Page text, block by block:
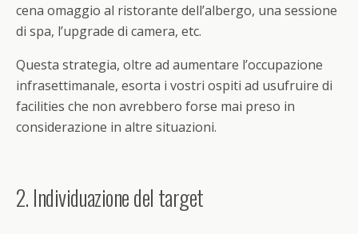
cena omaggio al ristorante dell’albergo, una sessione
di spa, l’upgrade di camera, etc.
Questa strategia, oltre ad aumentare l’occupazione
infrasettimanale, esorta i vostri ospiti ad usufruire di
facilities che non avrebbero forse mai preso in
considerazione in altre situazioni.
2. Individuazione del target